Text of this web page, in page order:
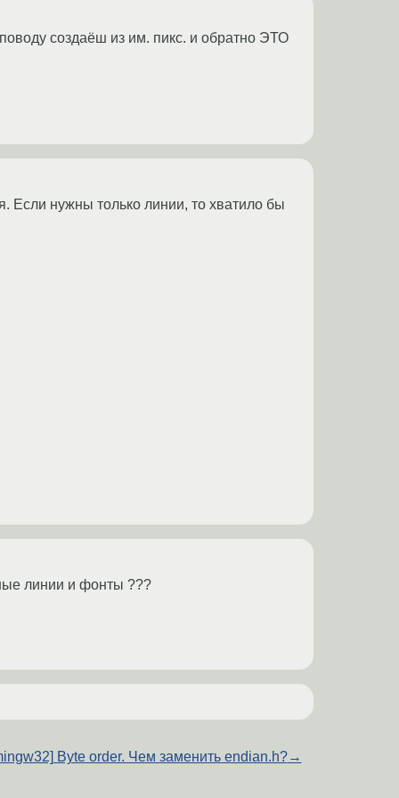
создаёш из им. пикс. и обратно ЭТО
Если нужны только линии, то хватило бы
линии и фонты ???
Byte order. Чем заменить endian.h?→